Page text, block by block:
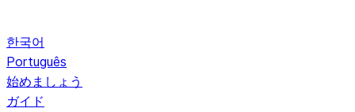
한국어
Português
始めましょう
ガイド